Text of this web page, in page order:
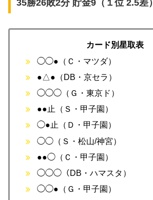
35勝26敗2分 貯金9（１位 2.5差）
カード別星取表
◯◯●（Ｃ・マツダ）
●△●（DB・京セラ）
◯◯◯（Ｇ・東京ド）
●●止（Ｓ・甲子園）
◯●止（Ｄ・甲子園）
◯◯（Ｓ・松山/神宮）
●●◯（Ｃ・甲子園）
◯◯◯（DB・ハマスタ）
◯◯●（Ｇ・甲子園）